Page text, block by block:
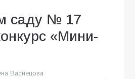
саду № 17
«Мини-
Васнецова